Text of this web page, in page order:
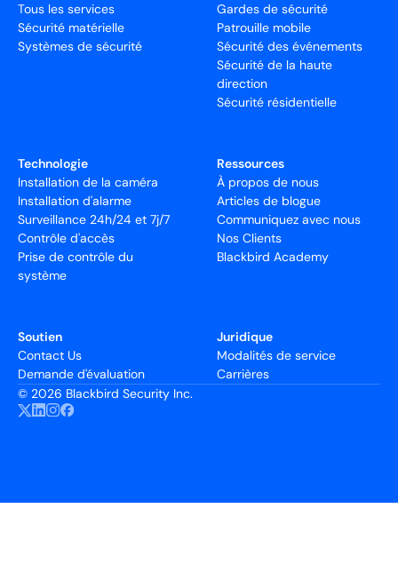
Tous les services
Sécurité matérielle
Systèmes de sécurité
Gardes de sécurité
Patrouille mobile
Sécurité des événements
Sécurité de la haute
direction
Sécurité résidentielle
Technologie
Installation de la caméra
Installation d'alarme
Surveillance 24h/24 et 7j/7
Contrôle d'accès
Prise de contrôle du
système
Ressources
À propos de nous
Articles de blogue
Communiquez avec nous
Nos Clients
Blackbird Academy
Soutien
Contact Us
Demande d'évaluation
Juridique
Modalités de service
Carrières
© 2026 Blackbird Security Inc.